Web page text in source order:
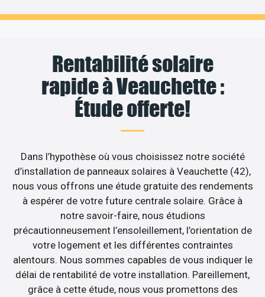
Rentabilité solaire
rapide à Veauchette :
Étude offerte!
Dans l’hypothèse où vous choisissez notre société
d’installation de panneaux solaires à Veauchette (42),
nous vous offrons une étude gratuite des rendements
à espérer de votre future centrale solaire. Grâce à
notre savoir-faire, nous étudions
précautionneusement l’ensoleillement, l’orientation de
votre logement et les différentes contraintes
alentours. Nous sommes capables de vous indiquer le
délai de rentabilité de votre installation. Pareillement,
grâce à cette étude, nous vous promettons des